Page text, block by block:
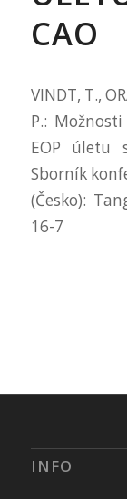
CAO
VINDT, T.,
P.:
EOP úletu
Sborník
(Česko):
16-7
INFO